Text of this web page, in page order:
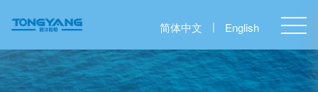
简体中文 | English